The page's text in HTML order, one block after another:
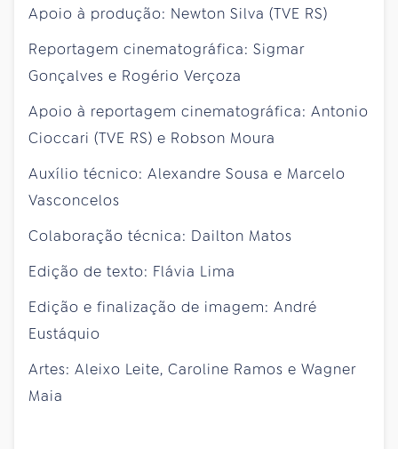
Apoio à produção: Newton Silva (TVE RS)
Reportagem cinematográfica: Sigmar
Gonçalves e Rogério Verçoza
Apoio à reportagem cinematográfica: Antonio
Cioccari (TVE RS) e Robson Moura
Auxílio técnico: Alexandre Sousa e Marcelo
Vasconcelos
Colaboração técnica: Dailton Matos
Edição de texto: Flávia Lima
Edição e finalização de imagem: André
Eustáquio
Artes: Aleixo Leite, Caroline Ramos e Wagner
Maia